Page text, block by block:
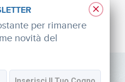
×
per rimanere
novità del